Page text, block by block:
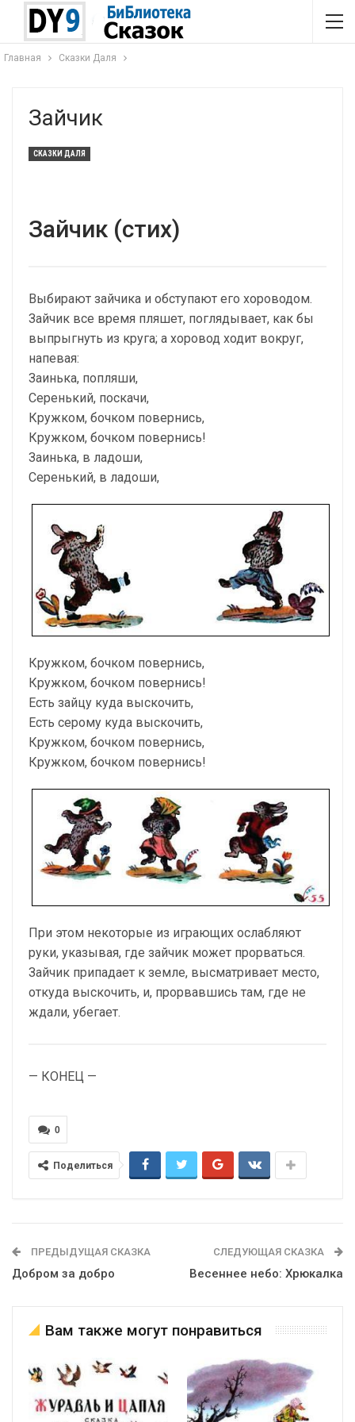
Главная Сказки Даля
Зайчик
СКАЗКИ ДАЛЯ
Зайчик (стих)
Выбирают зайчика и обступают его хороводом.
Зайчик все время пляшет, поглядывает, как бы
выпрыгнуть из круга; а хоровод ходит вокруг,
напевая:
Заинька, попляши,
Серенький, поскачи,
Кружком, бочком повернись,
Кружком, бочком повернись!
Заинька, в ладоши,
Серенький, в ладоши,
Кружком, бочком повернись,
Кружком, бочком повернись!
Есть зайцу куда выскочить,
Есть серому куда выскочить,
Кружком, бочком повернись,
Кружком, бочком повернись!
При этом некоторые из играющих ослабляют
руки, указывая, где зайчик может прорваться.
Зайчик припадает к земле, высматривает место,
откуда выскочить, и, прорвавшись там, где не
ждали, убегает.
— КОНЕЦ —
0
Поделиться
ПРЕДЫДУЩАЯ СКАЗКА
Добром за добро
СЛЕДУЮЩАЯ СКАЗКА
Весеннее небо: Хрюкалка
Вам также могут понравиться